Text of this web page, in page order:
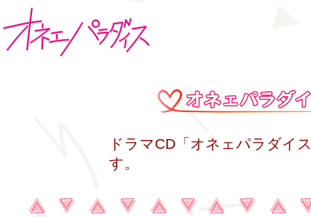
ドラマCD「オネェパラダイ
す。